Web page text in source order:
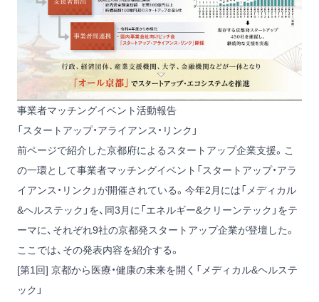
事業者マッチングイベント活動報告
「スタートアップ・アライアンス・リンク」
前ページで紹介した京都府によるスタートアップ企業支援。こ
の一環として事業者マッチングイベント「スタートアップ・アラ
イアンス・リンク」が開催されている。今年2月には「メディカル
&ヘルステック」を、同3月に「エネルギー&クリーンテック」をテ
ーマに、それぞれ9社の京都発スタートアップ企業が登壇した。
ここでは、その発表内容を紹介する。
[第1回] 京都から医療・健康の未来を開く「メディカル&ヘルステ
ック」